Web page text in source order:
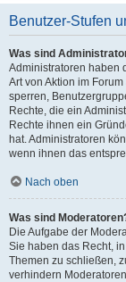
Benutzer-Stufen
Was sind
Administratoren haben
Art von Aktion im
sperren,
Rechte, die ein
Rechte ihnen ein
hat. Administratoren
wenn ihnen das
Nach oben
Was sind
Die Aufgabe der
Sie haben das Recht,
Themen zu schließen,
verhindern